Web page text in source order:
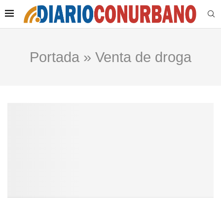
Portada » Venta de droga